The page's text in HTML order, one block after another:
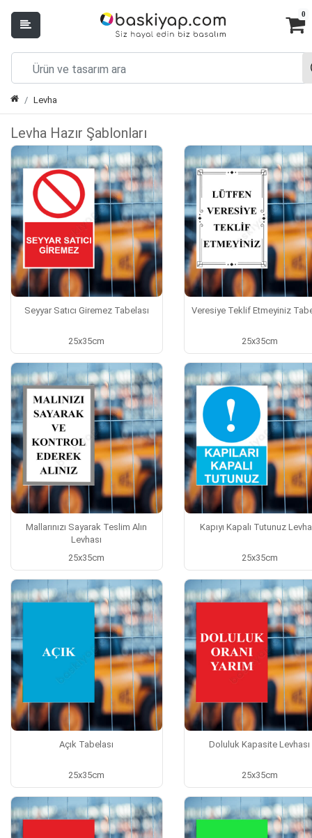
0
Levha
Levha Hazır Şablonları
Seyyar Satıcı Giremez Tabelası
25x35cm
Veresiye Teklif Etmeyiniz
25x35cm
Mallarınızı Sayarak Teslim Alın
Levhası
25x35cm
Kapıyı Kapalı Tutunuz
25x35cm
Açık Tabelası
25x35cm
Doluluk Kapasite Levhası
25x35cm